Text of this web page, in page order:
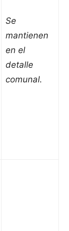
Se
mantienen
en el
detalle
comunal.